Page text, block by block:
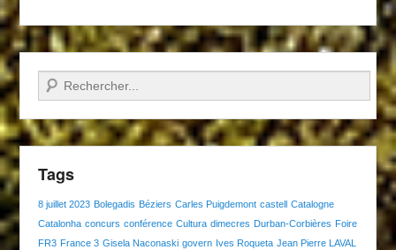
Recherche
Tags
8 juillet 2023 Bolegadis Béziers Carles Puigdemont castell
Catalogne
Catalonha concurs conférence Cultura dimecres Durban-Corbières Foire
FR3 France 3 Gisela Naconaski govern Ives Roqueta Jean Pierre LAVAL